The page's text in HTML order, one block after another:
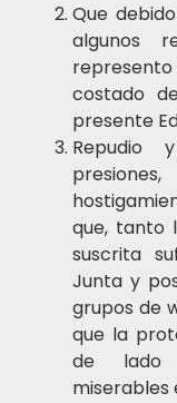
Que
algunos
costado
presente
Repudio
que, tanto
suscrita
Junta y
grupos de
que la
de lado
miserables